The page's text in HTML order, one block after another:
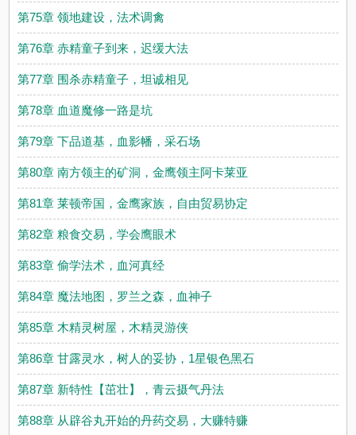
第75章 领地建设，法术调禽
第76章 赤精童子到来，迟缓大法
第77章 围杀赤精童子，坦诚相见
第78章 血道魔修一路是坑
第79章 下品道基，血影幡，采石场
第80章 南方领主的矿洞，金鹰领主阿卡莱亚
第81章 莱顿帝国，金鹰家族，自由贸易协定
第82章 粮食交易，学会鹰眼术
第83章 偷学法术，血河真经
第84章 魔法地图，罗兰之森，血神子
第85章 木精灵树屋，木精灵游侠
第86章 甘露灵水，树人的妥协，1星银色黑石
第87章 新特性【茁壮】，青云摄气丹法
第88章 从辟谷丸开始的丹药交易，大赚特赚